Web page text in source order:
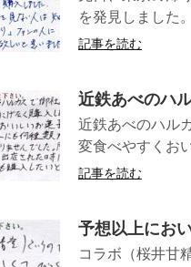
を発見しました
記事を読む
近鉄あべのハ
近鉄あべのハル
変食べやすくお
記事を読む
予想以上にお
コラボ（桜井甘